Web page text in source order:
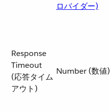
ロバイダー)
Response
Timeout
(応答タイム
アウト)
Number (数値)